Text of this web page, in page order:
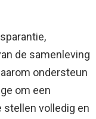
de samenleving
ondersteun
om een
volledig en